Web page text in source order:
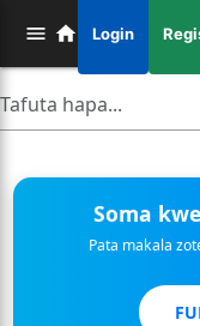
Login
Soma
Pata makala